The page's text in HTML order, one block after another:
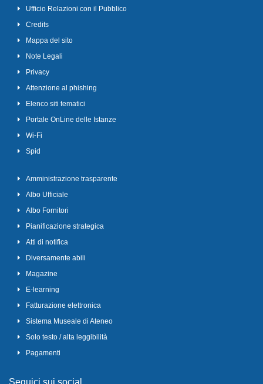
Ufficio Relazioni con il Pubblico
Credits
Mappa del sito
Note Legali
Privacy
Attenzione al phishing
Elenco siti tematici
Portale OnLine delle Istanze
Wi-Fi
Spid
Amministrazione trasparente
Albo Ufficiale
Albo Fornitori
Pianificazione strategica
Atti di notifica
Diversamente abili
Magazine
E-learning
Fatturazione elettronica
Sistema Museale di Ateneo
Solo testo / alta leggibilità
Pagamenti